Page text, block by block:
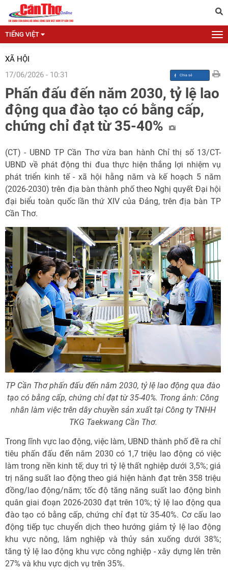
TIẾNG VIỆT
XÃ HỘI
17/06/2026 - 10:31
Phấn đấu đến năm 2030, tỷ lệ lao
động qua đào tạo có bằng cấp,
chứng chỉ đạt từ 35-40%
(CT) - UBND TP Cần Thơ vừa ban hành Chỉ thị số 13/CT-
UBND về phát động thi đua thực hiện thắng lợi nhiệm vụ
phát triển kinh tế - xã hội hằng năm và kế hoạch 5 năm
(2026-2030) trên địa bàn thành phố theo Nghị quyết Đại hội
đại biểu toàn quốc lần thứ XIV của Đảng, trên địa bàn TP
Cần Thơ.
TP Cần Thơ phấn đấu đến năm 2030, tỷ lệ lao động qua đào
tạo có bằng cấp, chứng chỉ đạt từ 35-40%. Trong ảnh: Công
nhân làm việc trên dây chuyền sản xuất tại Công ty TNHH
TKG Taekwang Cần Thơ.
Trong lĩnh vực lao động, việc làm, UBND thành phố đề ra chỉ
tiêu phấn đấu đến năm 2030 có 1,7 triệu lao động có việc
làm trong nền kinh tế; duy trì tỷ lệ thất nghiệp dưới 3,5%; giá
trị năng suất lao động theo giá hiện hành đạt trên 358 triệu
đồng/lao động/năm; tốc độ tăng năng suất lao động bình
quân giai đoạn 2026-2030 đạt trên 10%; tỷ lệ lao động qua
đào tạo có bằng cấp, chứng chỉ đạt từ 35-40%. Cơ cấu lao
động tiếp tục chuyển dịch theo hướng giảm tỷ lệ lao động
khu vực nông, lâm nghiệp và thủy sản xuống dưới 38%;
tăng tỷ lệ lao động khu vực công nghiệp - xây dựng lên trên
27% và khu vực dịch vụ trên 35%.